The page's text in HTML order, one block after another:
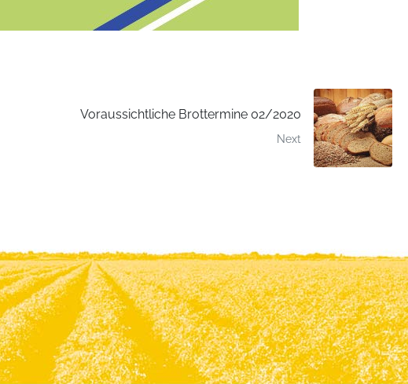
Voraussichtliche Brottermine 02/2020
Next